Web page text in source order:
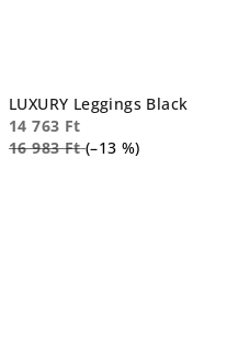
LUXURY Leggings Black
14 763 Ft
16 983 Ft (–13 %)